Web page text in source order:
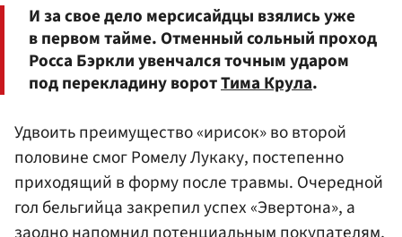
И за свое дело мерсисайдцы взялись уже
в первом тайме. Отменный сольный проход
Росса Бэркли увенчался точным ударом
под перекладину воротТима Крула.
Удвоить преимущество «ирисок» во второй
половине смог Ромелу Лукаку, постепенно
приходящий в форму после травмы. Очередной
гол бельгийца закрепил успех «Эвертона», а